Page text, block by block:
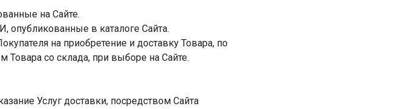
на Сайте.
в каталоге Сайта.
на приобретение и доставку Товара, по
со склада, при выборе на Сайте.
Услуг доставки, посредством Сайта